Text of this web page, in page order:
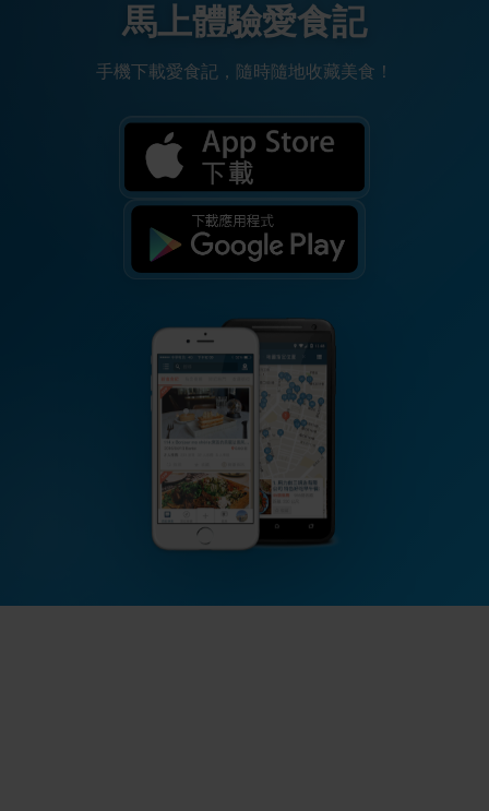
馬上體驗愛食記
手機下載愛食記，隨時隨地收藏美食！